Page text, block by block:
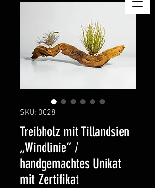
SKU: 0028
Treibholz mit Tillandsien
„Windlinie“ /
handgemachtes Unikat
mit Zertifikat